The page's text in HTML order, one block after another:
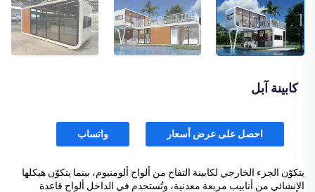
كابينة آبل
احصل على عرض أسعار واتساب
يتكوّن الجزء الخارجي لكابينة التفاح من ألواح ألومنيوم، بينما يتكوّن هيكلها
الإنشائي من أنابيب مربعة معدنية، وتُستخدم في الداخل ألواح قاعدة